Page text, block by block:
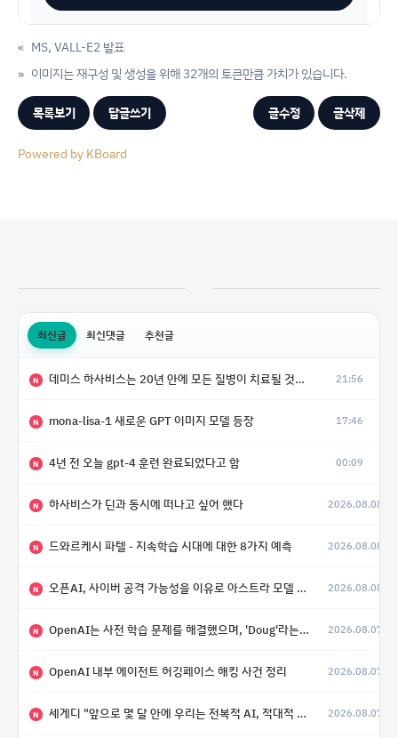
« MS, VALL-E2 발표
이미지는 재구성 및 생성을 위해 32개의 토큰만큼 가치가 있습니다.
»
목록보기 답글쓰기 글수정 글삭제
Powered by KBoard
최신글 최신댓글 추천글
N 데미스 하사비스는 20년 안에 모든 질병이 치료될 것으로 예상한다. 21:56
N mona-lisa-1 새로운 GPT 이미지 모델 등장 17:46
N 4년 전 오늘 gpt-4 훈련 완료되었다고 함 00:09
N 하사비스가 딘과 동시에 떠나고 싶어 했다 2026.08.08
N 드와르케시 파텔 - 지속학습 시대에 대한 8가지 예측 2026.08.08
N 오픈AI, 사이버 공격 가능성을 이유로 아스트라 모델 출시 연기 2026.08.08
N OpenAI는 사전 학습 문제를 해결했으며, 'Doug'라는 코드명을 가진 훨씬 더 큰 모델을 활발히 개발 중 2026.08.07
N OpenAI 내부 에이전트 허깅페이스 해킹 사건 정리 2026.08.07
N 세게디 "앞으로 몇 달 안에 우리는 전복적 AI, 적대적 AI 둘 다 보게 될 것" 2026.08.07